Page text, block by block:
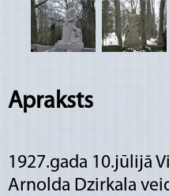
Apraksts
1927.gada 10.jūlijā
Arnolda Dzirkala